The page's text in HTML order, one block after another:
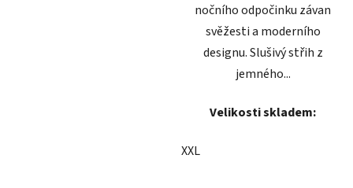
nočního odpočinku závan
svěžesti a moderního
designu. Slušivý střih z
jemného...
Velikosti skladem:
XXL